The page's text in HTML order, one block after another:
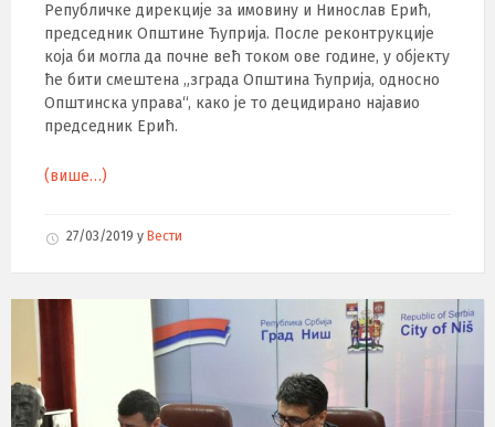
Републичке дирекције за имовину и Нинослав Ерић,
председник Општине Ћуприја. После реконтрукције
која би могла да почне већ током ове године, у објекту
ће бити смештена „зграда Општина Ћуприја, односно
Општинска управа“, како је то децидирано најавио
председник Ерић.
(више…)
27/03/2019 у Вести